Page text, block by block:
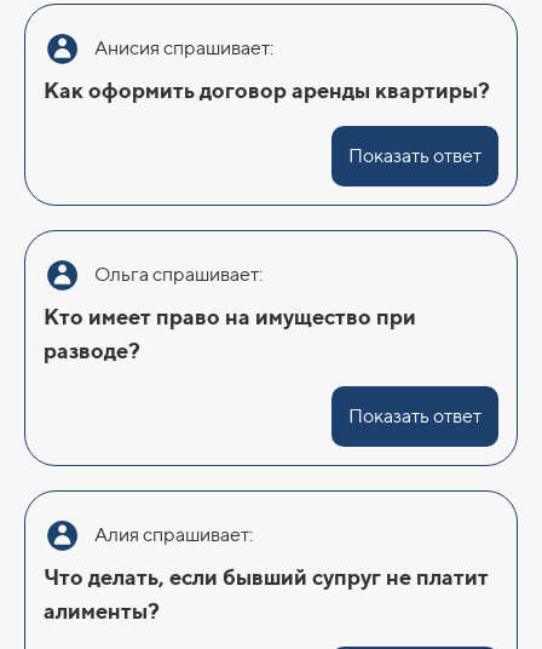
Анисия спрашивает:
Как оформить договор аренды квартиры?
Показать ответ
Ольга спрашивает:
Кто имеет право на имущество при
разводе?
Показать ответ
Алия спрашивает:
Что делать, если бывший супруг не платит
алименты?